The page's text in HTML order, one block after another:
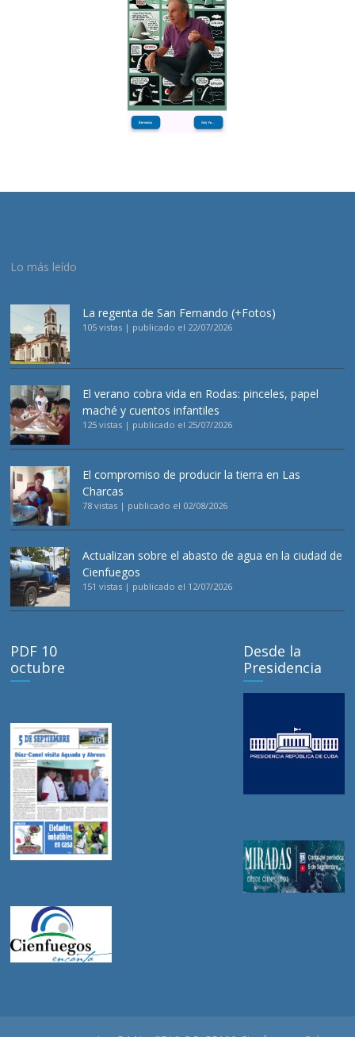
Lo más leído
La regenta de San Fernando (+Fotos)
105 vistas | publicado el 22/07/2026
El verano cobra vida en Rodas: pinceles, papel
maché y cuentos infantiles
125 vistas | publicado el 25/07/2026
El compromiso de producir la tierra en Las
Charcas
78 vistas | publicado el 02/08/2026
Actualizan sobre el abasto de agua en la ciudad de
Cienfuegos
151 vistas | publicado el 12/07/2026
PDF 10
octubre
Desde la
Presidencia